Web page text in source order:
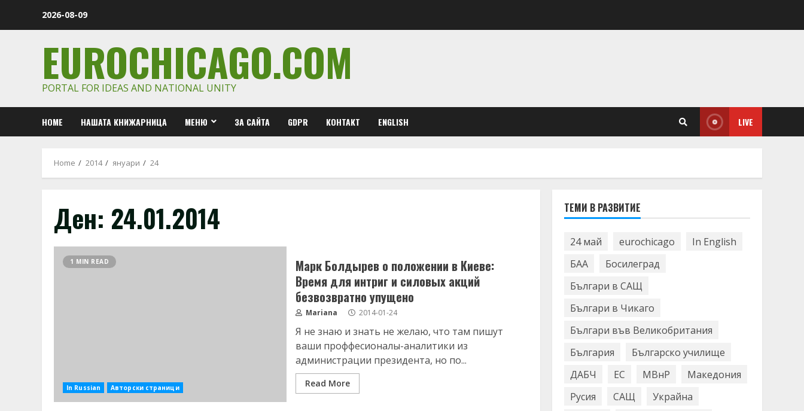
2026-08-09
EUROCHICAGO.COM
PORTAL FOR IDEAS AND NATIONAL UNITY
HOME НАШАТА КНИЖАРНИЦА МЕНЮ ЗА САЙТА GDPR КОНТАКТ ENGLISH LIVE
Home 2014 януари 24
Ден: 24.01.2014
1 MIN READ
In Russian Авторски страници
Марк Болдырев о положении в Киеве:
Время для интриг и силовых акций
безвозвратно упущено
Mariana 2014-01-24
Я не знаю и знать не желаю, что там пишут
ваши проффесионалы-аналитики из
администрации президента, но по...
Read More
ТЕМИ В РАЗВИТИЕ
24 май eurochicago
In English
БАА
Босилеград
Българи в САЩ
Българи в Чикаго
Българи във Великобритания
България
Българско училище
ДАБЧ
ЕС МВнР
Македония
Русия
САЩ
Украйна